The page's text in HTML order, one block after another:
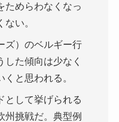
ためらわなくなっ
い。
ズ）のベルギー行
した傾向は少なく
と思われる。
として挙げられる
州挑戦だ。典型例